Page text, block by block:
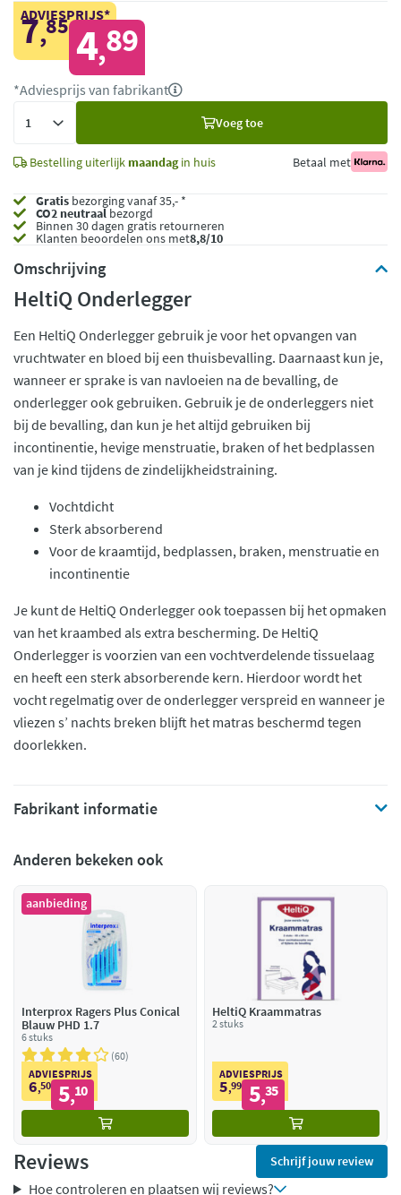
ADVIESPRIJS*
7,85 4,89
*Adviesprijs van fabrikant
Voeg toe
Bestelling uiterlijk maandagin huis Betaal met
Gratis bezorging vanaf 35,- *
CO2 neutraalbezorgd
Binnen 30 dagen gratis retourneren
Klanten beoordelen ons met8,8/10
Omschrijving
HeltiQ Onderlegger
Een HeltiQ Onderlegger gebruik je voor het opvangen van
vruchtwater en bloed bij een thuisbevalling. Daarnaast kun je,
wanneer er sprake is van navloeien na de bevalling, de
onderlegger ook gebruiken. Gebruik je de onderleggers niet
bij de bevalling, dan kun je het altijd gebruiken bij
incontinentie, hevige menstruatie, braken of het bedplassen
van je kind tijdens de zindelijkheidstraining.
Vochtdicht
Sterk absorberend
Voor de kraamtijd, bedplassen, braken, menstruatie en
incontinentie
Je kunt de HeltiQ Onderlegger ook toepassen bij het opmaken
van het kraambed als extra bescherming. De HeltiQ
Onderlegger is voorzien van een vochtverdelende tissuelaag
en heeft een sterk absorberende kern. Hierdoor wordt het
vocht regelmatig over de onderlegger verspreid en wanneer je
vliezen s’ nachts breken blijft het matras beschermd tegen
doorlekken.
Fabrikant informatie
Anderen bekeken ook
aanbieding
Interprox Ragers Plus Conical
Blauw PHD 1.7
6 stuks
60
ADVIESPRIJS
6,50 5,10
HeltiQ Kraammatras
2 stuks
ADVIESPRIJS
5,99 5,35
Reviews Schrijf jouw review
Hoe controleren en plaatsen wij reviews?